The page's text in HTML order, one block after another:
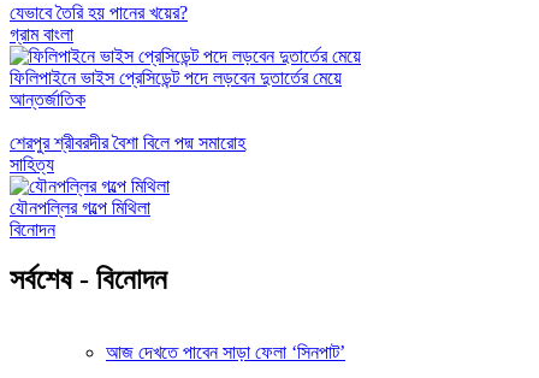
যেভাবে তৈরি হয় পানের খয়ের?
গ্রাম বাংলা
ফিলিপাইনে ভাইস প্রেসিডেন্ট পদে লড়বেন দুতার্তের মেয়ে
আন্তর্জাতিক
শেরপুর শ্রীবরদীর বৈশা বিলে পদ্ম সমারোহ
সাহিত্য
যৌনপল্লির গল্পে মিথিলা
বিনোদন
সর্বশেষ - বিনোদন
আজ দেখতে পাবেন সাড়া ফেলা ‘সিনপাট’